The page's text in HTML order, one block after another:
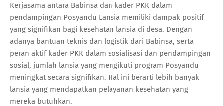
Kerjasama antara Babinsa dan kader PKK dalam
pendampingan Posyandu Lansia memiliki dampak positif
yang signifikan bagi kesehatan lansia di desa. Dengan
adanya bantuan teknis dan logistik dari Babinsa, serta
peran aktif kader PKK dalam sosialisasi dan pendampingan
sosial, jumlah lansia yang mengikuti program Posyandu
meningkat secara signifikan. Hal ini berarti lebih banyak
lansia yang mendapatkan pelayanan kesehatan yang
mereka butuhkan.